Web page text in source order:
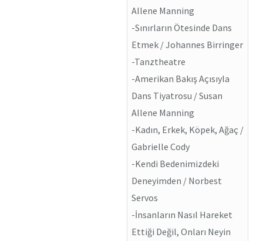
Allene Manning
-Sınırların Ötesinde Dans
Etmek / Johannes Birringer
-Tanztheatre
-Amerikan Bakış Açısıyla
Dans Tiyatrosu / Susan
Allene Manning
-Kadın, Erkek, Köpek, Ağaç /
Gabrielle Cody
-Kendi Bedenimizdeki
Deneyimden / Norbest
Servos
-İnsanların Nasıl Hareket
Ettiği Değil, Onları Neyin